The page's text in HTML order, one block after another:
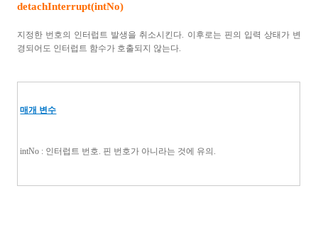
detachInterrupt(intNo)
지정한 번호의 인터럽트 발생을 취소시킨다. 이후로는 핀의 입력 상태가 변
경되어도 인터럽트 함수가 호출되지 않는다.
매개 변수
intNo : 인터럽트 번호. 핀 번호가 아니라는 것에 유의.